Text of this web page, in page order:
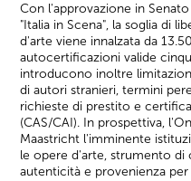
Con l'approvazione in
"Italia in Scena", la soglia di
d'arte viene innalzata da
autocertificazioni valide
introducono inoltre
di autori stranieri, termini
richieste di prestito e
(CAS/CAI). In prospettiva,
Maastricht l'imminente
le opere d'arte, strumento di
autenticità e provenienza